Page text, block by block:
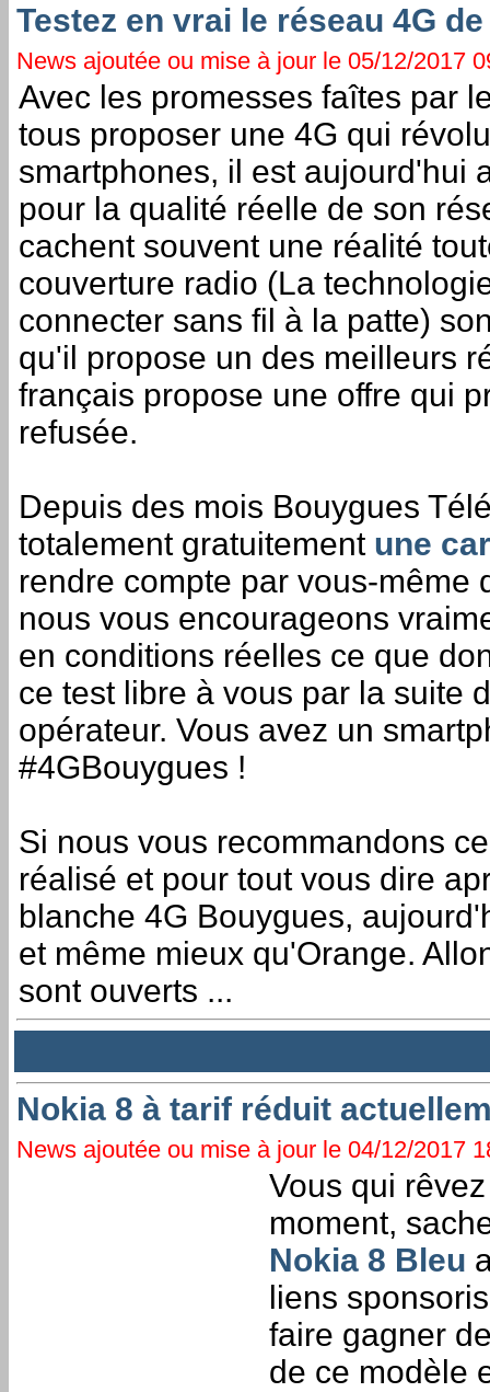
Testez en vrai le réseau 4G
News ajoutée ou mise à jour le 05/12/2017
Avec les promesses faîtes par
tous proposer une 4G qui
smartphones, il est aujourd'hui
pour la qualité réelle de son
cachent souvent une réalité
couverture radio (La
connecter sans fil à la patte)
qu'il propose un des meilleurs
français propose une offre qui
refusée.
Depuis des mois Bouygues
totalement gratuitement une
rendre compte par vous-même
nous vous encourageons
en conditions réelles ce que
ce test libre à vous par la suite
opérateur. Vous avez un
#4GBouygues !
Si nous vous recommandons
réalisé et pour tout vous dire
blanche 4G Bouygues,
et même mieux qu'Orange.
sont ouverts ...
Nokia 8 à tarif réduit
News ajoutée ou mise à jour le 04/12/2017
Vous qui
moment,
Nokia 8 Bleu
liens
faire gagner
de ce modèle